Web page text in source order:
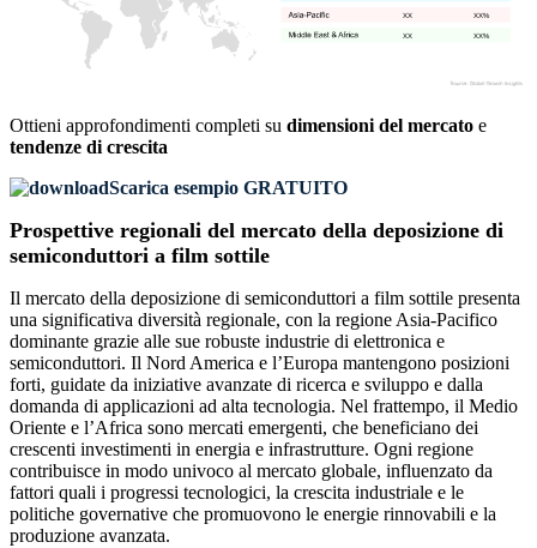
XX%
XX
XX%
XX
Ottieni approfondimenti completi su dimensioni del mercato e
tendenze di crescita
Scarica esempio GRATUITO
Prospettive regionali del mercato della deposizione di
semiconduttori a film sottile
Il mercato della deposizione di semiconduttori a film sottile presenta
una significativa diversità regionale, con la regione Asia-Pacifico
dominante grazie alle sue robuste industrie di elettronica e
semiconduttori. Il Nord America e l’Europa mantengono posizioni
forti, guidate da iniziative avanzate di ricerca e sviluppo e dalla
domanda di applicazioni ad alta tecnologia. Nel frattempo, il Medio
Oriente e l’Africa sono mercati emergenti, che beneficiano dei
crescenti investimenti in energia e infrastrutture. Ogni regione
contribuisce in modo univoco al mercato globale, influenzato da
fattori quali i progressi tecnologici, la crescita industriale e le
politiche governative che promuovono le energie rinnovabili e la
produzione avanzata.